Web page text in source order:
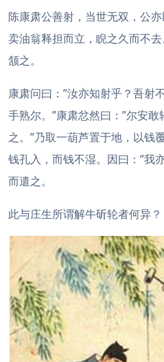
陈康肃公善射，当世无双，公
卖油翁释担而立，睨之久而不
颔之。
康肃问曰：”汝亦知射乎？吾射
手熟尔。”康肃忿然曰：”尔安
之。”乃取一葫芦置于地，以钱
钱孔入，而钱不湿。因曰：”我
而遣之。
此与庄生所谓解牛斫轮者何异？